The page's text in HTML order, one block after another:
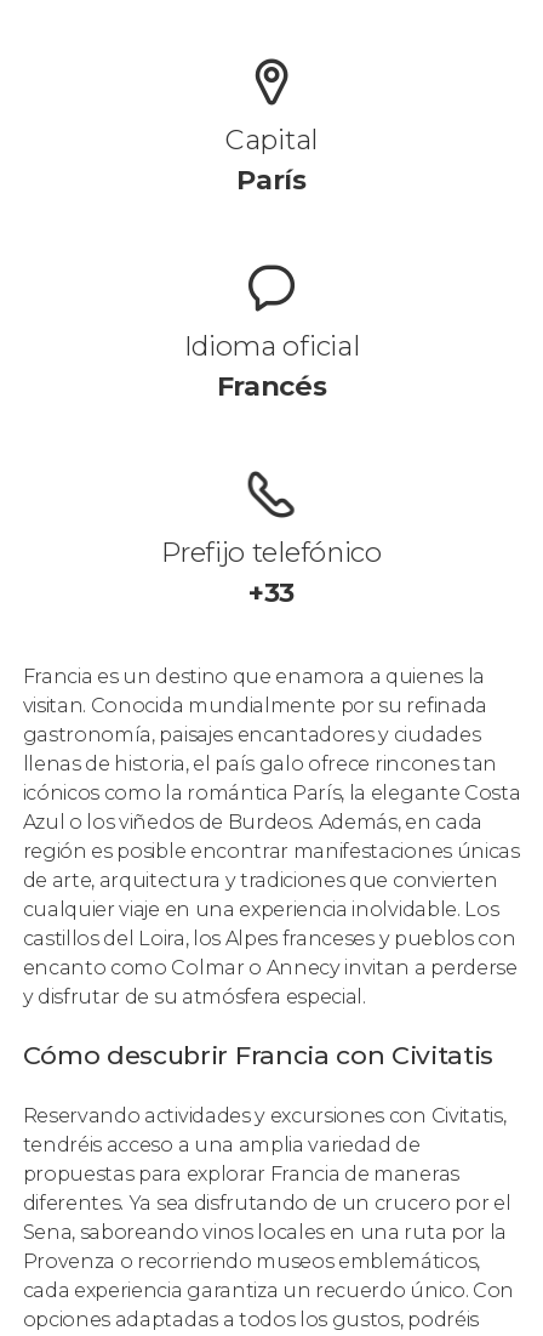
Capital
París
Idioma oficial
Francés
Prefijo telefónico
+33
Francia es un destino que enamora a quienes la
visitan. Conocida mundialmente por su refinada
gastronomía, paisajes encantadores y ciudades
llenas de historia, el país galo ofrece rincones tan
icónicos como la romántica París, la elegante Costa
Azul o los viñedos de Burdeos. Además, en cada
región es posible encontrar manifestaciones únicas
de arte, arquitectura y tradiciones que convierten
cualquier viaje en una experiencia inolvidable. Los
castillos del Loira, los Alpes franceses y pueblos con
encanto como Colmar o Annecy invitan a perderse
y disfrutar de su atmósfera especial.
Cómo descubrir Francia con Civitatis
Reservando actividades y excursiones con Civitatis,
tendréis acceso a una amplia variedad de
propuestas para explorar Francia de maneras
diferentes. Ya sea disfrutando de un crucero por el
Sena, saboreando vinos locales en una ruta por la
Provenza o recorriendo museos emblemáticos,
cada experiencia garantiza un recuerdo único. Con
opciones adaptadas a todos los gustos, podréis